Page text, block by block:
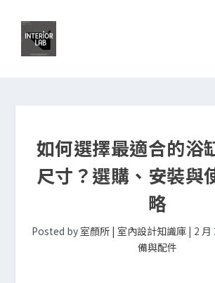
如何選擇最適合的浴
尺寸？選購、安裝與
略
Posted by 室顏所 | 室內設計知識庫| 2 月
備與配件